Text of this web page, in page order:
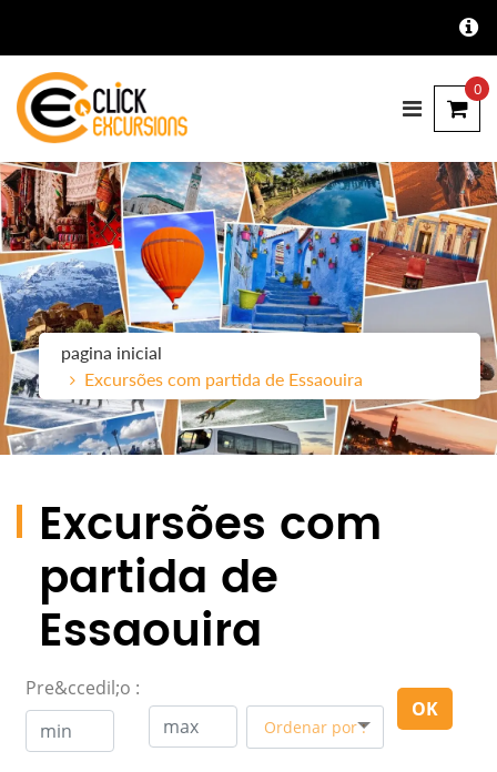
0
pagina inicial
Excursões com partida de Essaouira
Excursões com
partida de
Essaouira
Pre&ccedil;o :
Ordenar por :
OK